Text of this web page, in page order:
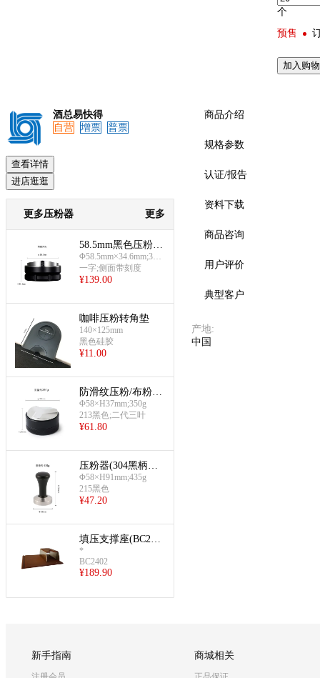
个
预售
加入购
酒总易快得
自营
增票 普票
查看详情
进店逛逛
更多压粉器 更多
58.5mm黑色压粉器
(一字)
Φ58.5mm×34.6mm;393
g
一字;侧面带刻度
¥139.00
咖啡压粉转角垫
140×125mm
黑色硅胶
¥11.00
防滑纹压粉/布粉器
(二代三叶布粉)
Φ58×H37mm;350g
213黑色;二代三叶
¥61.80
压粉器(304黑柄压
粉锤)
Φ58×H91mm;435g
215黑色
¥47.20
填压支撑座(BC240
2)
*
BC2402
¥189.90
商品介绍
规格参数
认证/报告
资料下载
商品咨询
用户评价
典型客户
产地:
中国
新手指南 商城相关